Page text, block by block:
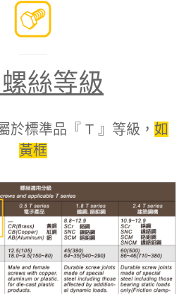
螺絲等級
於標準品『 T 』等級， 如
黃框